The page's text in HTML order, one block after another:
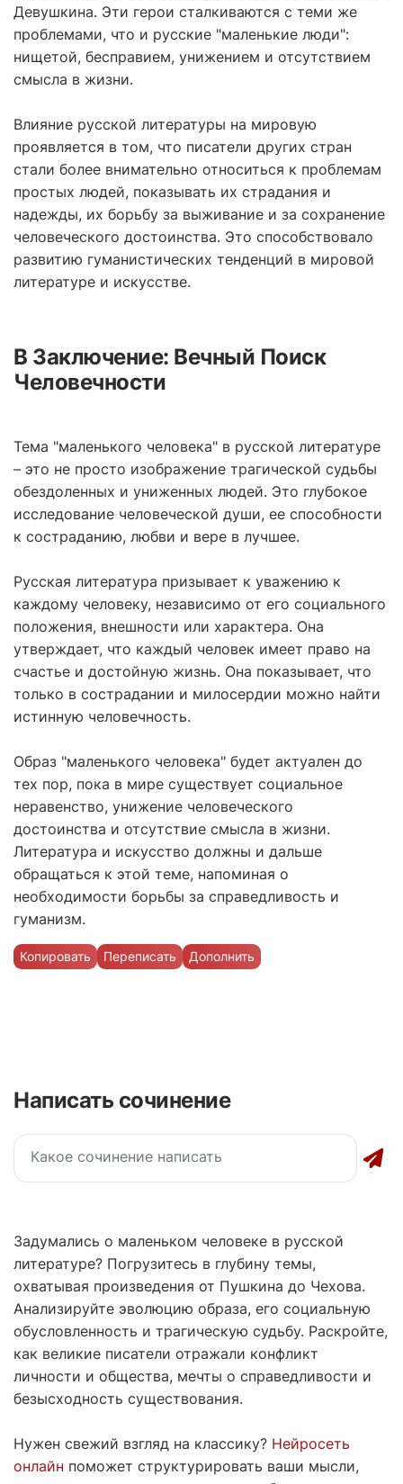
Девушкина. Эти герои сталкиваются с теми же
проблемами, что и русские "маленькие люди":
нищетой, бесправием, унижением и отсутствием
смысла в жизни.
Влияние русской литературы на мировую
проявляется в том, что писатели других стран
стали более внимательно относиться к проблемам
простых людей, показывать их страдания и
надежды, их борьбу за выживание и за сохранение
человеческого достоинства. Это способствовало
развитию гуманистических тенденций в мировой
литературе и искусстве.
В Заключение: Вечный Поиск
Человечности
Тема "маленького человека" в русской литературе
– это не просто изображение трагической судьбы
обездоленных и униженных людей. Это глубокое
исследование человеческой души, ее способности
к состраданию, любви и вере в лучшее.
Русская литература призывает к уважению к
каждому человеку, независимо от его социального
положения, внешности или характера. Она
утверждает, что каждый человек имеет право на
счастье и достойную жизнь. Она показывает, что
только в сострадании и милосердии можно найти
истинную человечность.
Образ "маленького человека" будет актуален до
тех пор, пока в мире существует социальное
неравенство, унижение человеческого
достоинства и отсутствие смысла в жизни.
Литература и искусство должны и дальше
обращаться к этой теме, напоминая о
необходимости борьбы за справедливость и
гуманизм.
Копировать Переписать Дополнить
Написать сочинение
Задумались о маленьком человеке в русской
литературе? Погрузитесь в глубину темы,
охватывая произведения от Пушкина до Чехова.
Анализируйте эволюцию образа, его социальную
обусловленность и трагическую судьбу. Раскройте,
как великие писатели отражали конфликт
личности и общества, мечты о справедливости и
безысходность существования.
Нужен свежий взгляд на классику? Нейросеть
онлайн поможет структурировать ваши мысли,